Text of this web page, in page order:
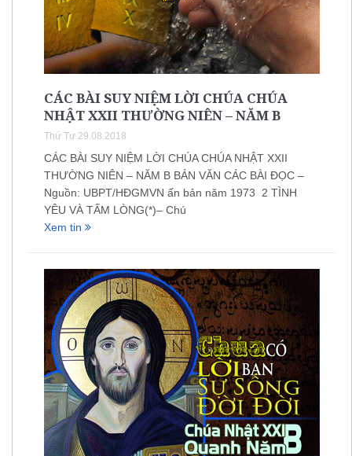
CÁC BÀI SUY NIỆM LỜI CHÚA CHÚA
NHẬT XXII THƯỜNG NIÊN – NĂM B
Thứ Tư 29.08.2018
CÁC BÀI SUY NIỆM LỜI CHÚA CHÚA NHẬT XXII
THƯỜNG NIÊN – NĂM B BẢN VĂN CÁC BÀI ĐỌC –
Nguồn: UBPT/HĐGMVN ấn bản năm 1973 2 TÌNH
YÊU VÀ TẤM LÒNG(*)– Chú
Xem tin